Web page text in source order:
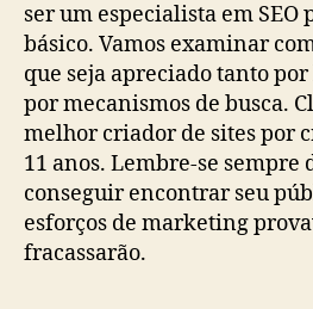
ser um especialista em SEO
básico. Vamos examinar
que seja apreciado tanto
por mecanismos de busca.
melhor criador de sites por
11 anos. Lembre-se sempre
conseguir encontrar seu
esforços de marketing
fracassarão.